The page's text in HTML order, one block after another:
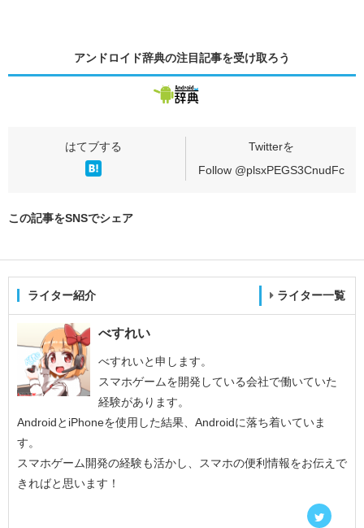
アンドロイド辞典の注目記事を受け取ろう
Follow @plsxPEGS3CnudFc
この記事をSNSでシェア
ライター紹介 ライター一覧
べすれい
べすれいと申します。
スマホゲームを開発している会社で働いていた
経験があります。
AndroidとiPhoneを使用した結果、Androidに落ち着いていま
す。
スマホゲーム開発の経験も活かし、スマホの便利情報をお伝えで
きればと思います！